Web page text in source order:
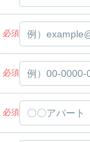
必須
必須
必須